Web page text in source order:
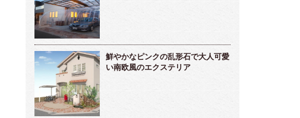
鮮やかなピンクの乱形石で大人可愛
い南欧風のエクステリア